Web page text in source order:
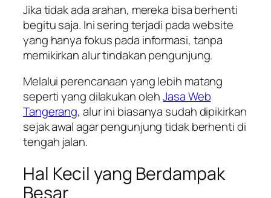
Jika tidak ada arahan, mereka bisa berhenti
begitu saja. Ini sering terjadi pada website
yang hanya fokus pada informasi, tanpa
memikirkan alur tindakan pengunjung.
Melalui perencanaan yang lebih matang
seperti yang dilakukan olehJasa Web
Tangerang, alur ini biasanya sudah dipikirkan
sejak awal agar pengunjung tidak berhenti di
tengah jalan.
Hal Kecil yang Berdampak
Besar